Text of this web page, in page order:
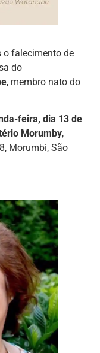
o falecimento de
do
, membro nato do
feira, dia 13 de
Morumby,
Morumbi, São